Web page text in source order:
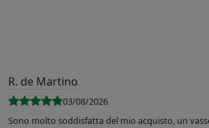
R. de Martino
03/08/2026
Sono molto soddisfatta del mio acquisto, un